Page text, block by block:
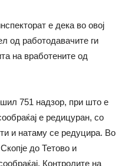
е дека во овој
од работодавачите ги
на вработените од
751 надзор, при што е
е редицуран, со
и натаму се редуцира. Во
до Тетово и
Контролите на